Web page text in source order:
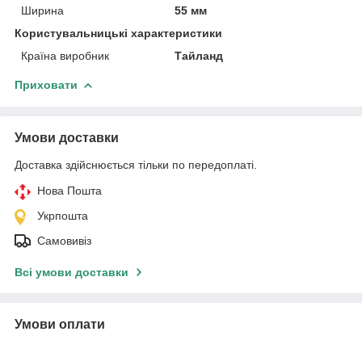
Ширина
55 мм
Користувальницькі характеристики
Країна виробник
Тайланд
Приховати
Умови доставки
Доставка здійснюється тільки по передоплаті.
Нова Пошта
Укрпошта
Самовивіз
Всі умови доставки
Умови оплати